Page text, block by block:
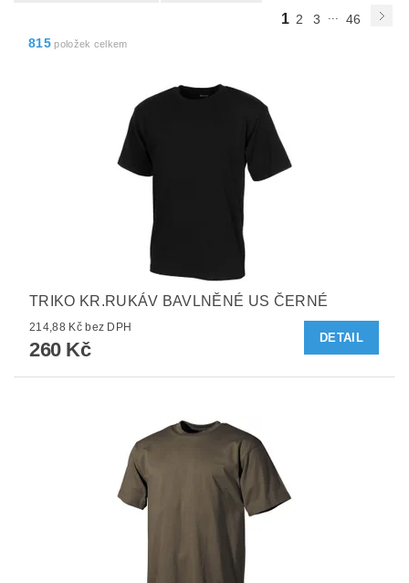
1 2 3 ...
46
815položek celkem
TRIKO KR.RUKÁV BAVLNĚNÉ US ČERNÉ
214,88 Kč bez DPH
260 Kč
DETAIL